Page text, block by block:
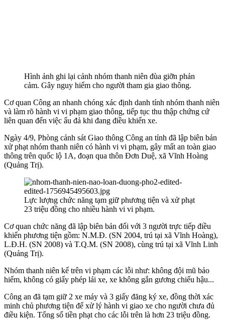
Hình ảnh ghi lại cảnh nhóm thanh niên đùa giỡn phản
cảm. Gây nguy hiểm cho người tham gia giao thông.
Cơ quan Công an nhanh chóng xác định danh tính nhóm thanh niên
và làm rõ hành vi vi phạm giao thông, tiếp tục thu thập chứng cứ
liên quan đến việc ẩu đả khi đang điều khiển xe.
Ngày 4/9, Phòng cảnh sát Giao thông Công an tỉnh đã lập biên bản
xử phạt nhóm thanh niên có hành vi vi phạm, gây mất an toàn giao
thông trên quốc lộ 1A, đoạn qua thôn Đơn Duệ, xã Vĩnh Hoàng
(Quảng Trị).
Lực lượng chức năng tạm giữ phương tiện và xử phạt
23 triệu đồng cho nhiều hành vi vi phạm.
Cơ quan chức năng đã lập biên bản đối với 3 người trực tiếp điều
khiển phương tiện gồm: N.M.Đ. (SN 2004, trú tại xã Vĩnh Hoàng),
L.Đ.H. (SN 2008) và T.Q.M. (SN 2008), cùng trú tại xã Vĩnh Linh
(Quảng Trị).
Nhóm thanh niên kể trên vi phạm các lỗi như: không đội mũ bảo
hiểm, không có giấy phép lái xe, xe không gắn gương chiếu hậu...
Công an đã tạm giữ 2 xe máy và 3 giấy đăng ký xe, đồng thời xác
minh chủ phương tiện để xử lý hành vi giao xe cho người chưa đủ
điều kiện. Tổng số tiền phạt cho các lỗi trên là hơn 23 triệu đồng.